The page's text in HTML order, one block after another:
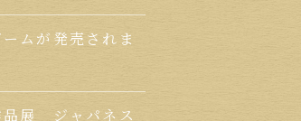
ムが発売されま
品展 ジャパネス